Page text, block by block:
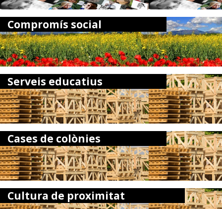
Compromís social
Serveis educatius
Cases de colònies
Cultura de proximitat